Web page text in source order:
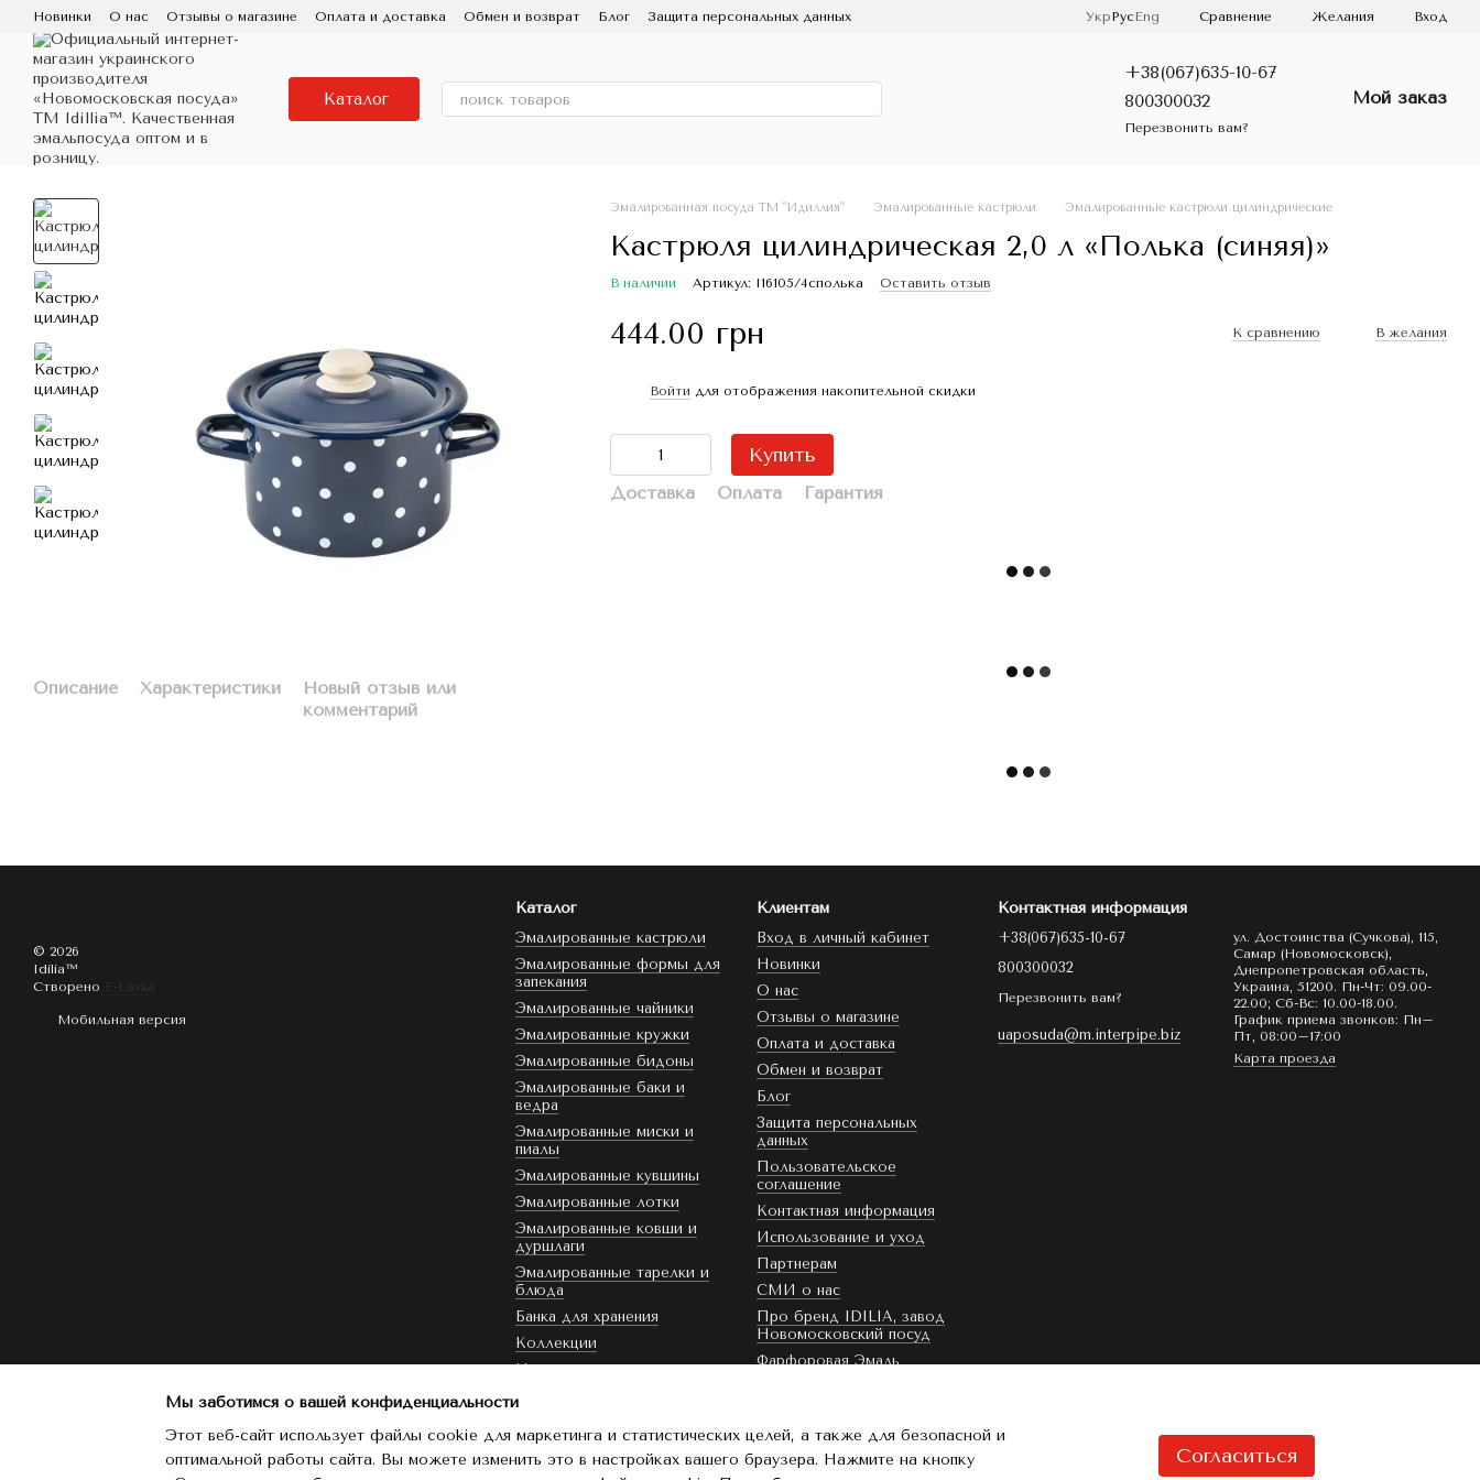
Перейти к основному контенту
Новинки О нас Отзывы о магазине Оплата и доставка Обмен и возврат Блог
Защита персональных данных
Пользовательское соглашение
Про бренд IDILIA, завод Новомосковский посуд
УкрРусEng Сравнение Желания Вход
Каталог
+38(067)635-10-67
800300032
Перезвонить вам?
Мой заказ
Описание Характеристики
Новый отзыв или
комментарий
Эмалированная посуда ТМ "Идиллия" Эмалированные кастрюли Эмалированные кастрюли цилиндрические
Кастрюля цилиндрическая 2,0 л «Полька (синяя)»
В наличии Артикул: I16105/4сполька Оставить отзыв
444.00 грн К сравнению В желания
Войти для отображения накопительной скидки
Купить
Доставка Оплата Гарантия
© 2026
Idilia™️
Створено E-Lavka
Мобильная версия
Каталог
Эмалированные кастрюли
Эмалированные формы для
запекания
Эмалированные чайники
Эмалированные кружки
Эмалированные бидоны
Эмалированные баки и
ведра
Эмалированные миски и
пиалы
Эмалированные кувшины
Эмалированные лотки
Эмалированные ковши и
дуршлаги
Эмалированные тарелки и
блюда
Банка для хранения
Коллекции
Цвет эмали
Клиентам
Вход в личный кабинет
Новинки
О нас
Отзывы о магазине
Оплата и доставка
Обмен и возврат
Блог
Защита персональных
данных
Пользовательское
соглашение
Контактная информация
Использование и уход
Партнерам
СМИ о нас
Про бренд IDILIA, завод
Новомосковский посуд
Фарфоровая Эмаль
Мы в соцсетях
Контактная информация
+38(067)635-10-67
800300032
Перезвонить вам?
uaposuda@m.interpipe.biz
ул. Достоинства (Сучкова), 115,
Самар (Новомосковск),
Днепропетровская область,
Украина, 51200. Пн-Чт: 09.00-
22.00; Сб-Вс: 10.00-18.00.
График приема звонков: Пн–
Пт, 08:00–17:00
Карта проезда
Мы заботимся о вашей конфиденциальности
Этот веб-сайт использует файлы cookie для маркетинга и статистических целей, а также для безопасной и
оптимальной работы сайта. Вы можете изменить это в настройках вашего браузера. Нажмите на кнопку
Согласиться